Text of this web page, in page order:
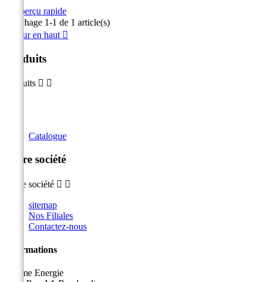
Aperçu rapide
Affichage 1-1 de 1 article(s)
Retour en haut 
Produits
Produits  
Catalogue
Notre société
Notre société  
sitemap
Nos Filiales
Contactez-nous
Informations
Sicame Energie